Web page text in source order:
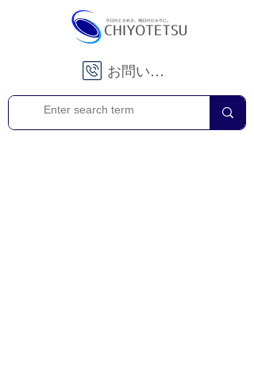
お問い合わせ